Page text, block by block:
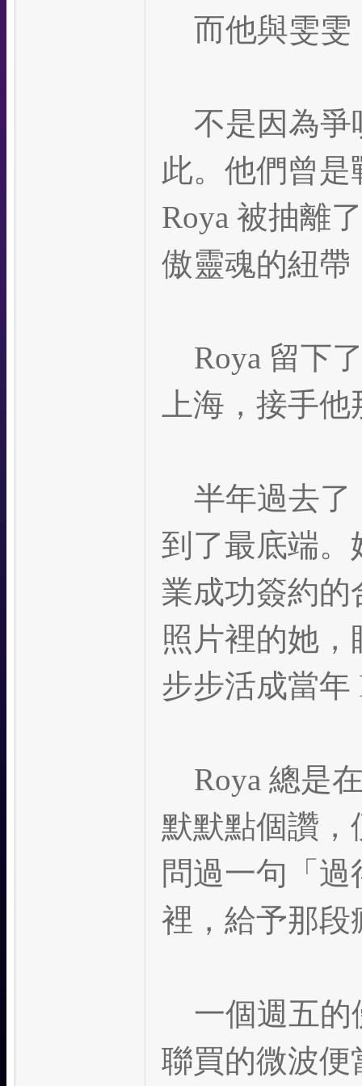
而他與雯雯
不是因為爭
此。他們曾
Roya 被抽離
傲靈魂的紐帶
Roya 留下
上海，接手他
半年過去了
到了最底端
業成功簽約的
照片裡的她
步步活成當年
Roya 總是
默默點個讚，
問過一句「
裡，給予那段
一個週五的
聯買的微波便